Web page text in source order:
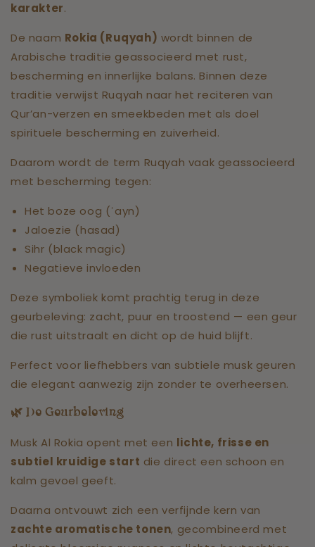
karakter.
De naam Rokia (Ruqyah) wordt binnen de
Arabische traditie geassocieerd met rust,
bescherming en innerlijke balans. Binnen deze
traditie verwijst Ruqyah naar het reciteren van
Qur’an-verzen en smeekbeden met als doel
spirituele bescherming en zuiverheid.
Daarom wordt de term Ruqyah vaak geassocieerd
met bescherming tegen:
Het boze oog (ʿayn)
Jaloezie (hasad)
Sihr (black magic)
Negatieve invloeden
Deze symboliek komt prachtig terug in deze
geurbeleving: zacht, puur en troostend — een geur
die rust uitstraalt en dicht op de huid blijft.
Perfect voor liefhebbers van subtiele musk geuren
die elegant aanwezig zijn zonder te overheersen.
🌿De Geurbeleving
Musk Al Rokia opent met een lichte, frisse en
subtiel kruidige start die direct een schoon en
kalm gevoel geeft.
Daarna ontvouwt zich een verfijnde kern van
zachte aromatische tonen, gecombineerd met